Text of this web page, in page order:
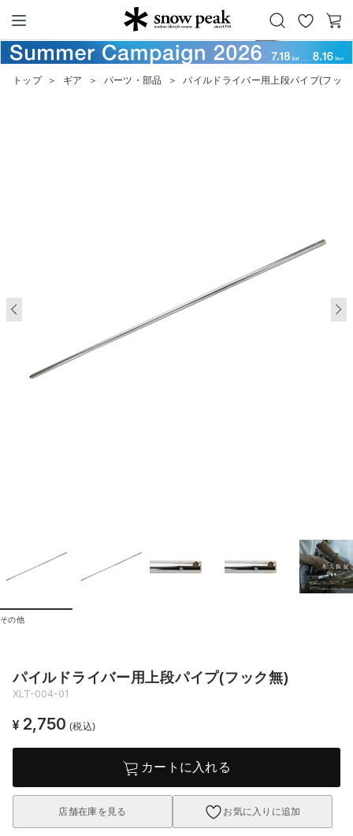
Snow Peak
お
気
カ
ー
トップ ＞ ギア ＞ パーツ・部品 ＞ パイルドライバー用上段パイプ(フッ
その他
パイルドライバー用上段パイプ(フック無)
XLT-004-01
¥ 2,750 (税込)
カートに入れる
店舗在庫を見る お気に入りに追加